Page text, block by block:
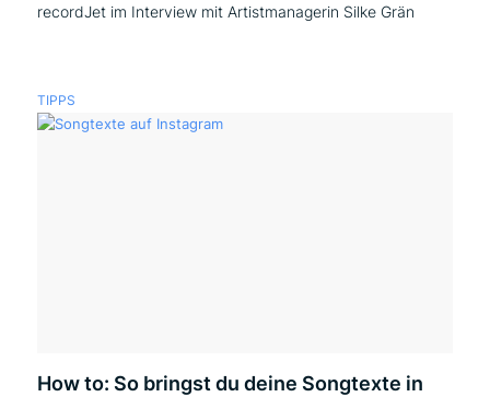
recordJet im Interview mit Artistmanagerin Silke Grän
TIPPS
How to: So bringst du deine Songtexte in